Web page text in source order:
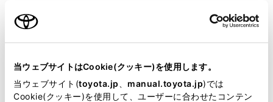
当ウェブサイトはCookie(クッキー)を使用します。
当ウェブサイト(toyota.jp manual.toyota.jp)では
Cookie(クッキー)を使用して、ユーザーに合わせたコンテン
装備・仕様
基本装備